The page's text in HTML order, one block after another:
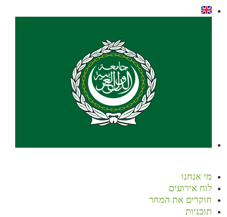
מי אנחנו
לוח אירועים
חוקרים את המחר
תוכניות